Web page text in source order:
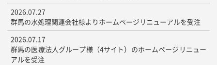
2026.07.27
群馬の水処理関連会社様よりホームページリニューアルを受注
2026.07.17
群馬の医療法人グループ様（4サイト）のホームページリニュー
アルを受注